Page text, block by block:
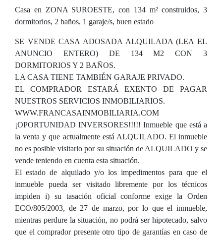
Casa en ZONA SUROESTE, con 134 m² construidos, 3
dormitorios, 2 baños, 1 garaje/s, buen estado
SE VENDE CASA ADOSADA ALQUILADA (LEA EL
ANUNCIO ENTERO) DE 134 M2 CON 3
DORMITORIOS Y 2 BAÑOS.
LA CASA TIENE TAMBIÉN GARAJE PRIVADO.
EL COMPRADOR ESTARÁ EXENTO DE PAGAR
NUESTROS SERVICIOS INMOBILIARIOS.
WWW.FRANCASAINMOBILIARIA.COM
¡OPORTUNIDAD INVERSORES!!!!! Inmueble que está a
la venta y que actualmente está ALQUILADO. El inmueble
no es posible visitarlo por su situación de ALQUILADO y se
vende teniendo en cuenta esta situación.
El estado de alquilado y/o los impedimentos para que el
inmueble pueda ser visitado libremente por los técnicos
impiden i) su tasación oficial conforme exige la Orden
ECO/805/2003, de 27 de marzo, por lo que el inmueble,
mientras perdure la situación, no podrá ser hipotecado, salvo
que el comprador presente otro tipo de garantías en caso de